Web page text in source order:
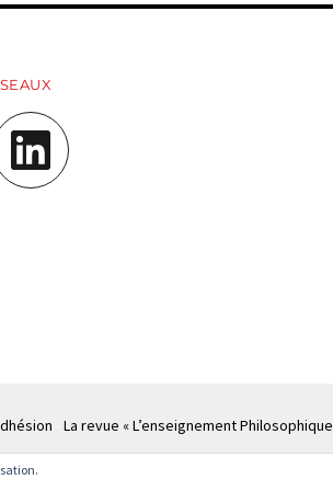
LinkedIn
La revue « L’enseignement